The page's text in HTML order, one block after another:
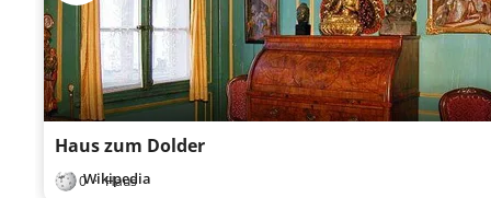
Hai notato qualcosa su questo itinerario?Aggiungere
problema
Haus zum Dolder
0 · Haus
Wikipedia